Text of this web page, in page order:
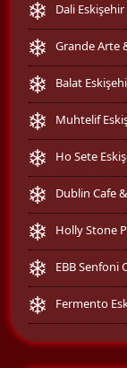
Dali Eskişehir
Grande Arte
Balat
Muhtelif
Ho Sete
Dublin Cafe
Holly Stone
EBB Senfoni
Fermento